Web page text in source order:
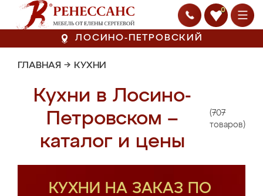
0
ЛОСИНО-ПЕТРОВСКИЙ
ГЛАВНАЯ → КУХНИ
Кухни в Лосино-
Петровском –
каталог и цены
(707
товаров)
КУХНИ НА ЗАКАЗ ПО